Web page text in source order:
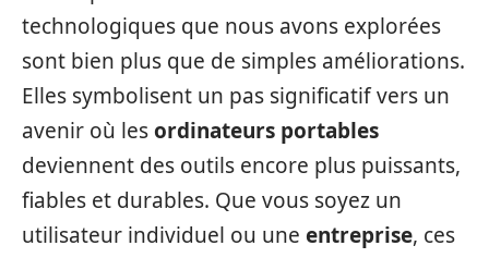
technologiques que nous avons explorées
sont bien plus que de simples améliorations.
Elles symbolisent un pas significatif vers un
avenir où lesordinateurs portables
deviennent des outils encore plus puissants,
fiables et durables. Que vous soyez un
utilisateur individuel ou une entreprise, ces